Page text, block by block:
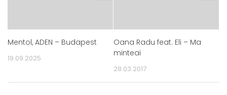
Mentol, ADEN – Budapest
19.09.2025
Oana Radu feat. Eli – Ma
minteai
28.03.2017